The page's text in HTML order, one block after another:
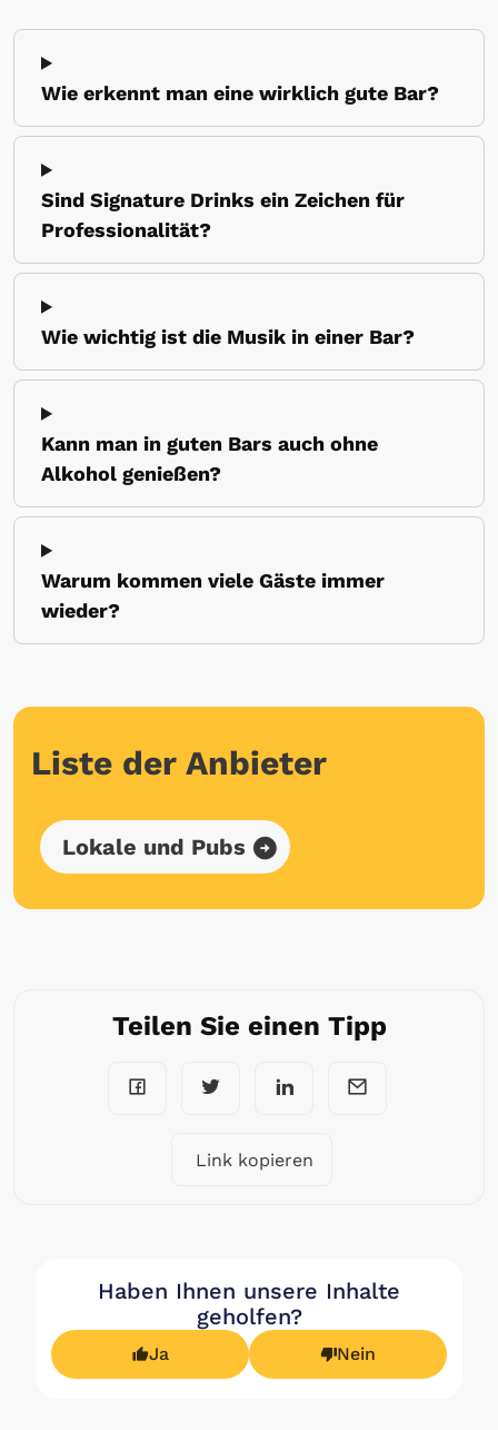
Wie erkennt man eine wirklich gute Bar?
Sind Signature Drinks ein Zeichen für
Professionalität?
Wie wichtig ist die Musik in einer Bar?
Kann man in guten Bars auch ohne
Alkohol genießen?
Warum kommen viele Gäste immer
wieder?
Liste der Anbieter
Lokale und Pubs
Teilen Sie einen Tipp
Link kopieren
Haben Ihnen unsere Inhalte
geholfen?
Ja Nein